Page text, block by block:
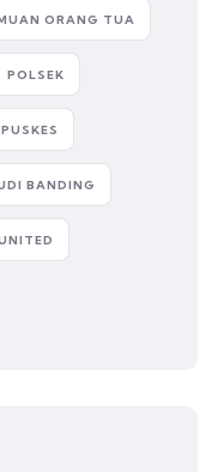
ORANG TUA
POLSEK
PUSKES
BANDING